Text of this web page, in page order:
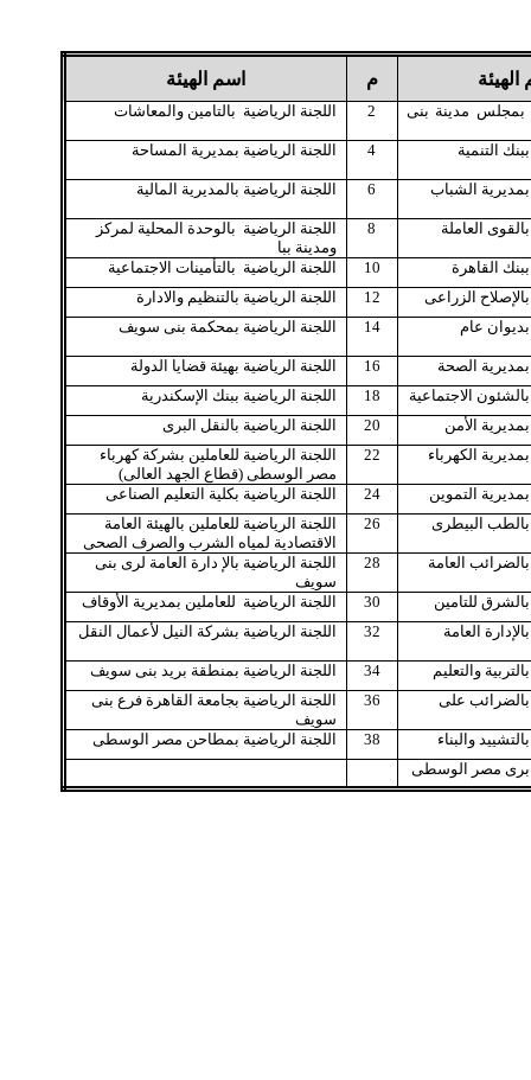
م اسم الهيئة
بمجلس مدينة بنى 2 اللجنة الرياضية بالتامين والمعاشات
التنمية 4 اللجنة الرياضية بمديرية المساحة
الشباب 6 اللجنة الرياضية بالمديرية المالية
العاملة 8 اللجنة الرياضية بالوحدة المحلية لمركز
ومدينة ببا
القاهرة
10 اللجنة الرياضية بالتأمينات الاجتماعية
الزراعى
12 اللجنة الرياضية بالتنظيم والادارة
عام
14 اللجنة الرياضية بمحكمة بنى سويف
الصحة 16 اللجنة الرياضية بهيئة قضايا الدولة
الاجتماعية
18 اللجنة الرياضية ببنك الإسكندرية
الأمن
20 اللجنة الرياضية بالنقل البرى
الكهرباء
22 اللجنة الرياضية للعاملين بشركة كهرباء
مصر الوسطى (قطاع الجهد العالى)
التموين
24 اللجنة الرياضية بكلية التعليم الصناعى
البيطرى
26 اللجنة الرياضية للعاملين بالهيئة العامة
الاقتصادية لمياه الشرب والصرف الصحى
العامة
28 اللجنة الرياضية بالإ دارة العامة لرى بنى
سويف
للتامين
30 اللجنة الرياضية للعاملين بمديرية الأوقاف
العامة
32 اللجنة الرياضية بشركة النيل لأعمال النقل
والتعليم 34 اللجنة الرياضية بمنطقة بريد بنى سويف
على
36 اللجنة الرياضية بجامعة القاهرة فرع بنى
سويف
والبناء
38 اللجنة الرياضية بمطاحن مصر الوسطى
مصر الوسطى